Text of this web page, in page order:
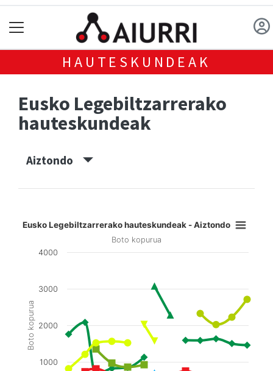
HAUTESKUNDEAK
Eusko Legebiltzarrerako
hauteskundeak
Aiztondo
Boto kopurua
Eusko Legebiltzarrerako hauteskundeak - Aiztondo
Boto kopurua
1000
2000
3000
4000